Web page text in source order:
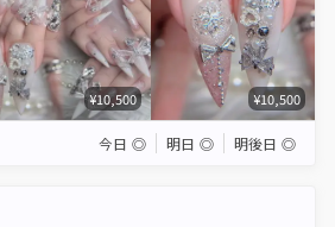
¥10,500 ¥10,500
今日 ◎ 明日 ◎ 明後日 ◎